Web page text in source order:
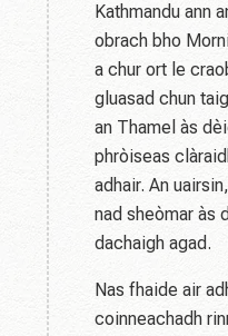
Kathmandu ann
obrach bho
a chur ort le
gluasad chun
an Thamel às
phròiseas
adhair. An
nad sheòmar às
dachaigh agad.
Nas fhaide air
coinneachadh